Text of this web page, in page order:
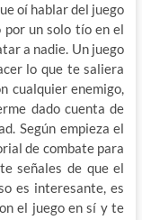
oí hablar del juego
por un solo tío en el
a nadie. Un juego
lo que te saliera
cualquier enemigo,
dado cuenta de
Según empieza el
de combate para
señales de que el
es interesante, es
el juego en sí y te